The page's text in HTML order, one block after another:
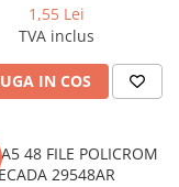
1,55 Lei
TVA inclus
IN COS
48 FILE POLICROM
29548AR